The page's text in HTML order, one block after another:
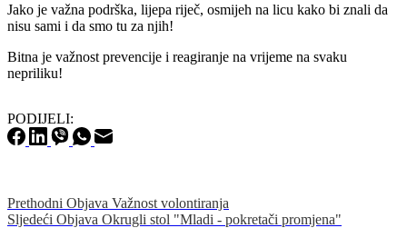
Jako je važna podrška, lijepa riječ, osmijeh na licu kako bi znali da
nisu sami i da smo tu za njih!
Bitna je važnost prevencije i reagiranje na vrijeme na svaku
nepriliku!
PODIJELI:
Prethodni Objava Važnost volontiranja
Sljedeći Objava Okrugli stol "Mladi - pokretači promjena"